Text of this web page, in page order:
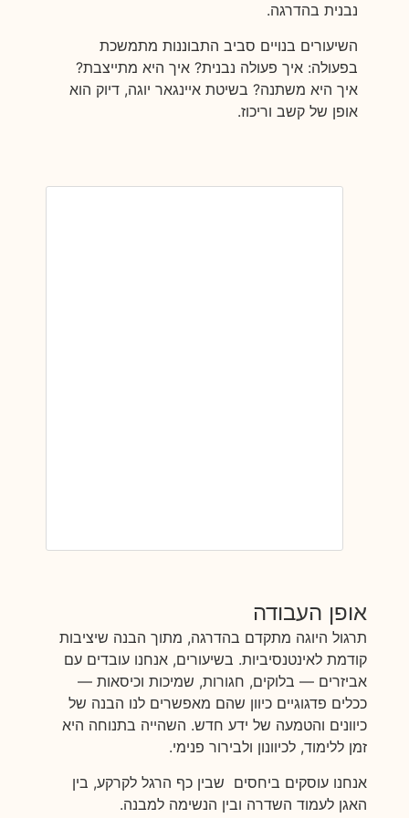
נבנית בהדרגה.
השיעורים בנויים סביב התבוננות מתמשכת
בפעולה: איך פעולה נבנית? איך היא מתייצבת?
איך היא משתנה? בשיטת איינגאר יוגה, דיוק הוא
אופן של קשב וריכוז.
אופן העבודה
תרגול היוגה מתקדם בהדרגה, מתוך הבנה שיציבות
קודמת לאינטנסיביות. בשיעורים, אנחנו עובדים עם
אביזרים — בלוקים, חגורות, שמיכות וכיסאות —
ככלים פדגוגיים כיוון שהם מאפשרים לנו הבנה של
כיוונים והטמעה של ידע חדש. השהייה בתנוחה היא
זמן ללימוד, לכיוונון ולבירור פנימי.
אנחנו עוסקים ביחסים שבין כף הרגל לקרקע, בין
האגן לעמוד השדרה ובין הנשימה למבנה.